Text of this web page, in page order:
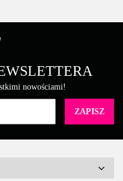
nowościami!